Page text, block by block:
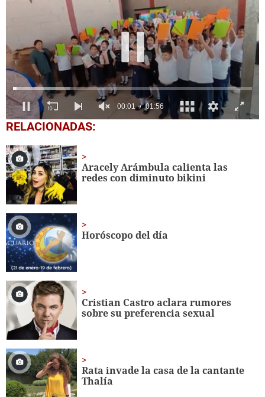
0
of
minute,
56
seconds
RELACIONADAS:
Aracely Arámbula calienta las
redes con diminuto bikini
Horóscopo del día
Cristian Castro aclara rumores
sobre su preferencia sexual
Rata invade la casa de la cantante
Thalía